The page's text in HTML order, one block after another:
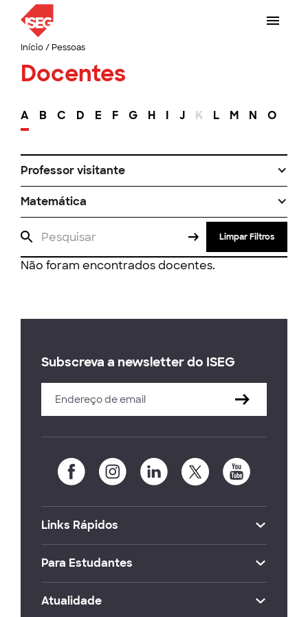
Início/ Pessoas
Docentes
A B C D E F G H I J K L M N O
Professor visitante
Matemática
Limpar Filtros
Não foram encontrados docentes.
Subscreva a newsletter do ISEG
Links Rápidos
Para Estudantes
Atualidade